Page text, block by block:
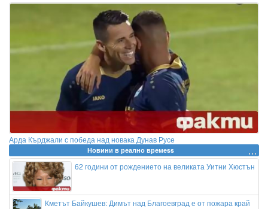
Арда Кърджали с победа над новака Дунав Русе
Новини в реално времеss
62 години от рождението на великата Уитни Хюстън
Кметът Байкушев: Димът над Благоевград е от пожара край